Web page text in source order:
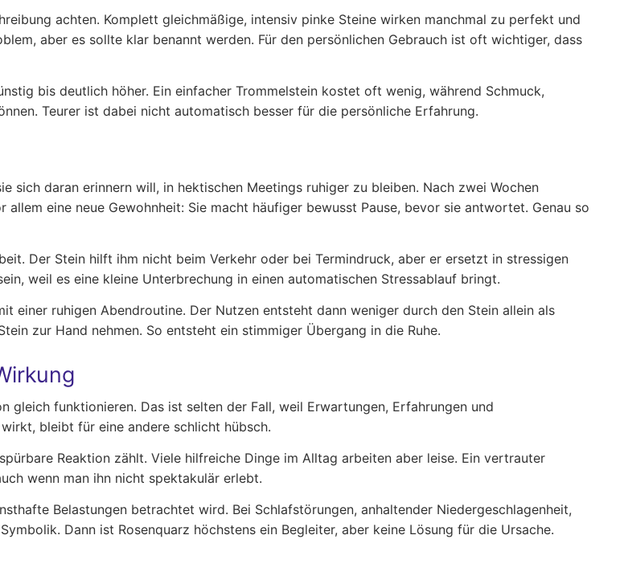
achten. Komplett gleichmäßige, intensiv pinke Steine wirken manchmal zu perfekt und
aber es sollte klar benannt werden. Für den persönlichen Gebrauch ist oft wichtiger, dass
bis deutlich höher. Ein einfacher Trommelstein kostet oft wenig, während Schmuck,
Teurer ist dabei nicht automatisch besser für die persönliche Erfahrung.
sich daran erinnern will, in hektischen Meetings ruhiger zu bleiben. Nach zwei Wochen
eine neue Gewohnheit: Sie macht häufiger bewusst Pause, bevor sie antwortet. Genau so
Der Stein hilft ihm nicht beim Verkehr oder bei Termindruck, aber er ersetzt in stressigen
weil es eine kleine Unterbrechung in einen automatischen Stressablauf bringt.
einer ruhigen Abendroutine. Der Nutzen entsteht dann weniger durch den Stein allein als
zur Hand nehmen. So entsteht ein stimmiger Übergang in die Ruhe.
gleich funktionieren. Das ist selten der Fall, weil Erwartungen, Erfahrungen und
bleibt für eine andere schlicht hübsch.
Reaktion zählt. Viele hilfreiche Dinge im Alltag arbeiten aber leise. Ein vertrauter
wenn man ihn nicht spektakulär erlebt.
Belastungen betrachtet wird. Bei Schlafstörungen, anhaltender Niedergeschlagenheit,
Dann ist Rosenquarz höchstens ein Begleiter, aber keine Lösung für die Ursache.